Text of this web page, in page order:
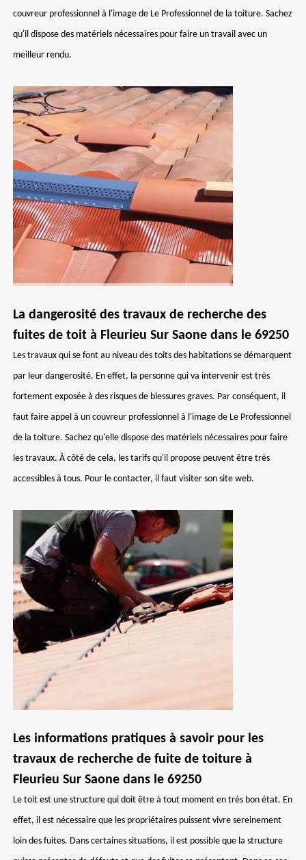
couvreur professionnel à l'image de Le Professionnel de la toiture. Sachez
qu'il dispose des matériels nécessaires pour faire un travail avec un
meilleur rendu.
La dangerosité des travaux de recherche des
fuites de toit à Fleurieu Sur Saone dans le 69250
Les travaux qui se font au niveau des toits des habitations se démarquent
par leur dangerosité. En effet, la personne qui va intervenir est très
fortement exposée à des risques de blessures graves. Par conséquent, il
faut faire appel à un couvreur professionnel à l'image de Le Professionnel
de la toiture. Sachez qu'elle dispose des matériels nécessaires pour faire
les travaux. À côté de cela, les tarifs qu'il propose peuvent être très
accessibles à tous. Pour le contacter, il faut visiter son site web.
Les informations pratiques à savoir pour les
travaux de recherche de fuite de toiture à
Fleurieu Sur Saone dans le 69250
Le toit est une structure qui doit être à tout moment en très bon état. En
effet, il est nécessaire que les propriétaires puissent vivre sereinement
loin des fuites. Dans certaines situations, il est possible que la structure